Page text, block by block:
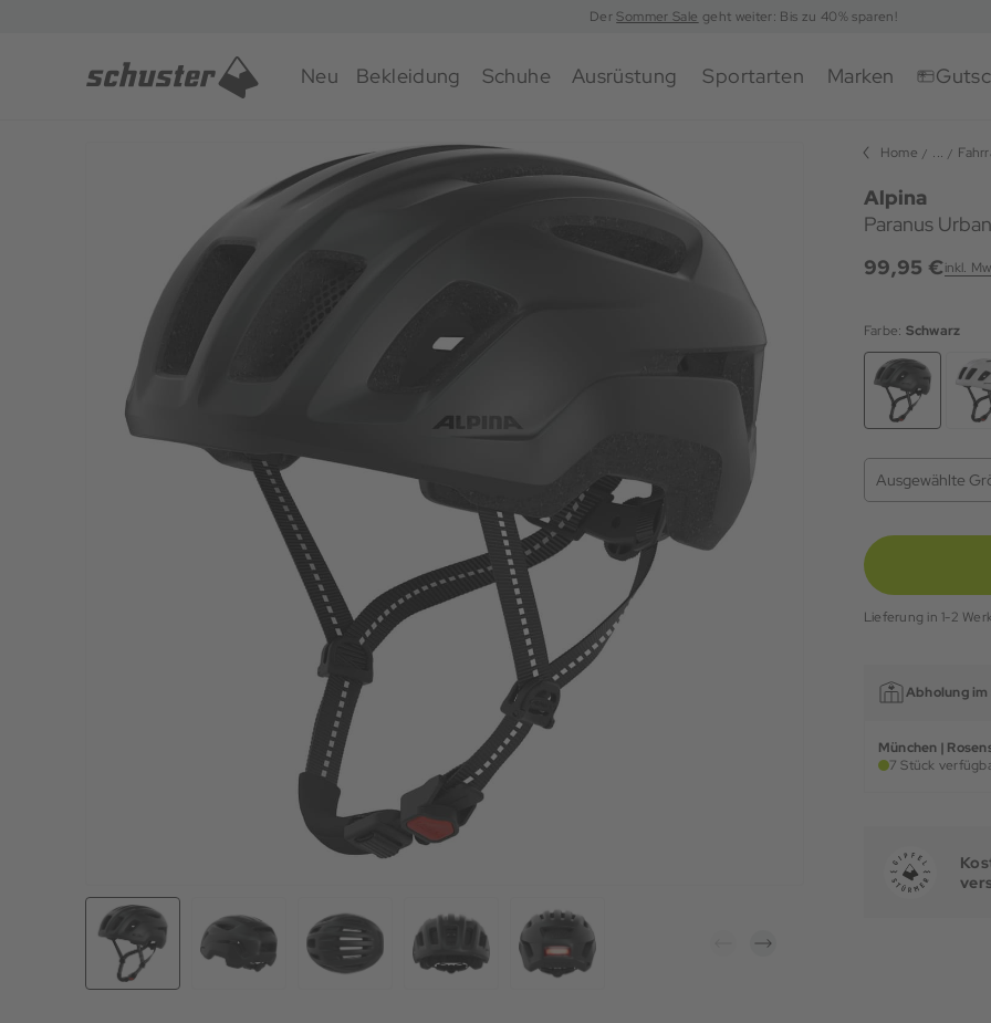
DerSommer Sale geht weiter: Bis zu 40% sparen!
Neu Bekleidung Schuhe Ausrüstung Sportarten Marken
Home ...
Alpina
Paranus
99,95 €inkl.
Farbe: Schwarz
Ausgewählte
Lieferung in 1-2
Abholung im
München |
7 Stück